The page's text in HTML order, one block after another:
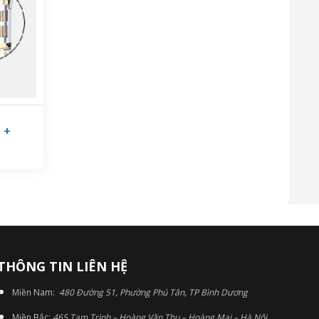
+
TIN LIÊN HỆ
Miền Nam: 480 Đường 51, Phường Phú Tân, TP Bình Dương